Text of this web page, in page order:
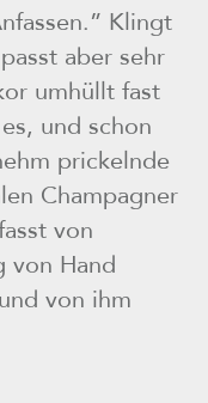
Klingt
aber sehr
umhüllt fast
und schon
prickelnde
Champagner
von
von Hand
von ihm